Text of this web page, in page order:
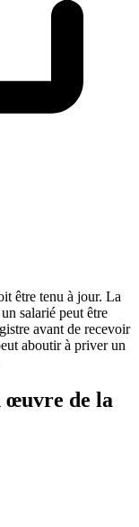
être tenu à jour. La
salarié peut être
avant de recevoir
aboutir à priver un
œuvre de la